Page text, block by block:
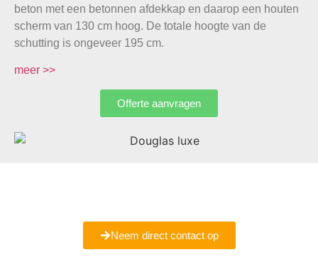
beton met een betonnen afdekkap en daarop een houten
scherm van 130 cm hoog. De totale hoogte van de
schutting is ongeveer 195 cm.
meer >>
Offerte aanvragen
Neem direct contact op